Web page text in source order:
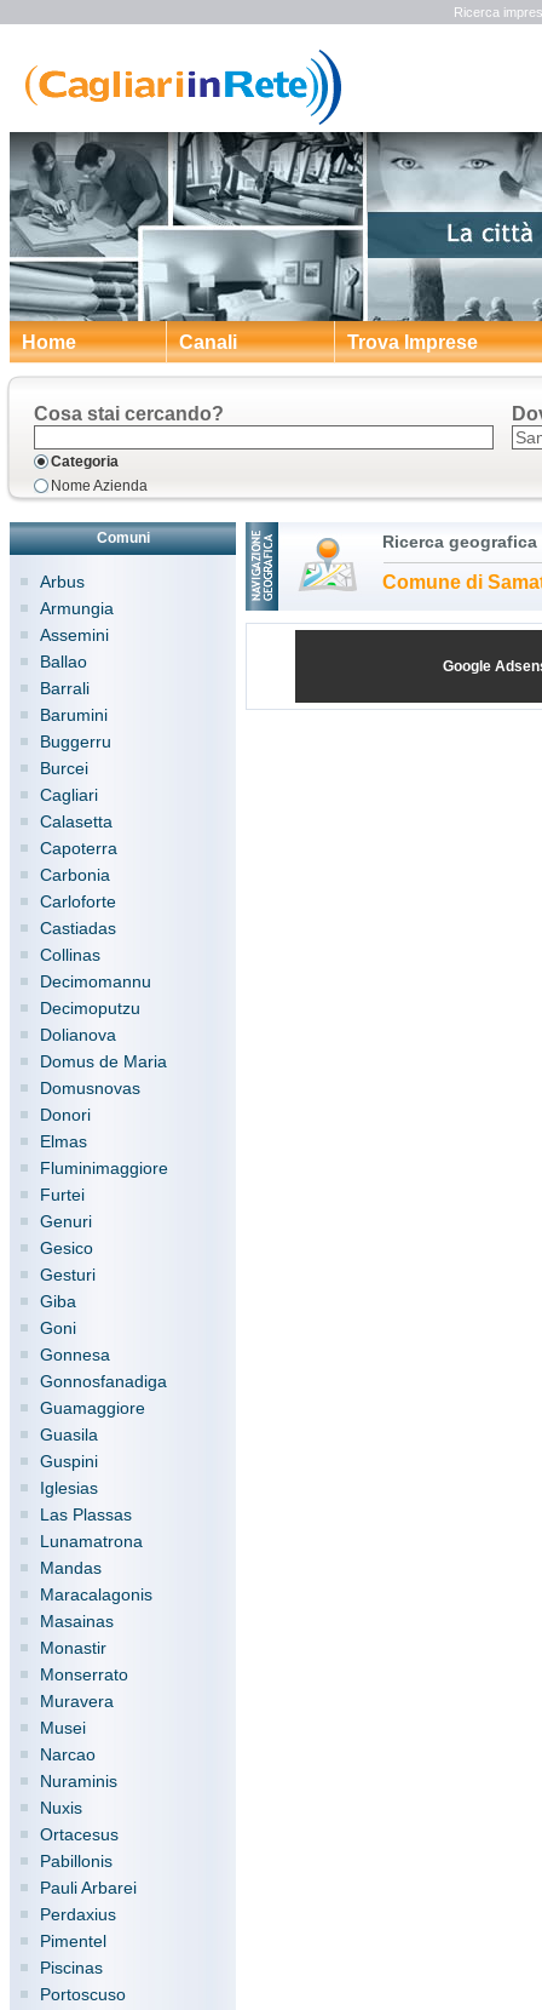
Ricerca
Home Canali Trova Imprese
Cosa stai cercando?
Categoria
Nome Azienda
Comuni
Arbus
Armungia
Assemini
Ballao
Barrali
Barumini
Buggerru
Burcei
Cagliari
Calasetta
Capoterra
Carbonia
Carloforte
Castiadas
Collinas
Decimomannu
Decimoputzu
Dolianova
Domus de Maria
Domusnovas
Donori
Elmas
Fluminimaggiore
Furtei
Genuri
Gesico
Gesturi
Giba
Goni
Gonnesa
Gonnosfanadiga
Guamaggiore
Guasila
Guspini
Iglesias
Las Plassas
Lunamatrona
Mandas
Maracalagonis
Masainas
Monastir
Monserrato
Muravera
Musei
Narcao
Nuraminis
Nuxis
Ortacesus
Pabillonis
Pauli Arbarei
Perdaxius
Pimentel
Piscinas
Portoscuso
Ricerca
Comune di
Google